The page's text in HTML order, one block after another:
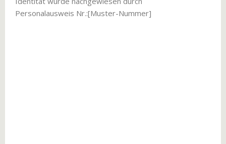
Personalausweis Nr.:[Muster-Nummer]